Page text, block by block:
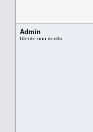
Admin
Utente non iscritto